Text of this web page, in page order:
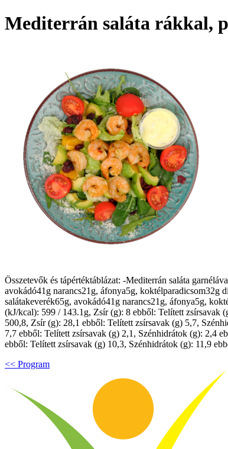
Mediterrán saláta rákkal,
Összetevők és tápértéktáblázat: -Mediterrán saláta
avokádó41g narancs21g, áfonya5g, koktélparadicsom32g
salátakeverék65g, avokádó41g narancs21g, áfonya5g,
(kJ/kcal): 599 / 143.1g, Zsír (g): 8 ebből: Telített zsírsavak
500,8, Zsír (g): 28,1 ebből: Telített zsírsavak (g) 5,7,
7,7 ebből: Telített zsírsavak (g) 2,1, Szénhidrátok (g): 2,4
ebből: Telített zsírsavak (g) 10,3, Szénhidrátok (g): 11,9
<< Program